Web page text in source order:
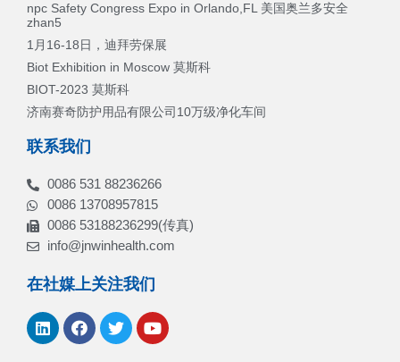
npc Safety Congress Expo in Orlando,FL 美国奥兰多安全
zhan5
1月16-18日，迪拜劳保展
Biot Exhibition in Moscow 莫斯科
BIOT-2023 莫斯科
济南赛奇防护用品有限公司10万级净化车间
联系我们
0086 531 88236266
0086 13708957815
0086 53188236299(传真)
info@jnwinhealth.com
在社媒上关注我们